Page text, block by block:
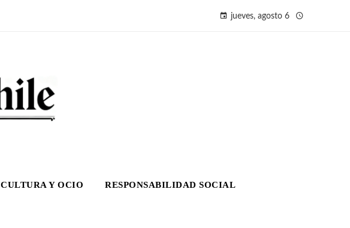
jueves, agosto 6
CULTURA Y OCIO RESPONSABILIDAD SOCIAL